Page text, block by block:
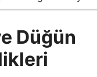
Düğün